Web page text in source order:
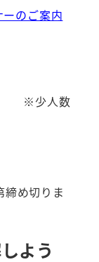
ーのご案内
※少人数
締め切りま
よう